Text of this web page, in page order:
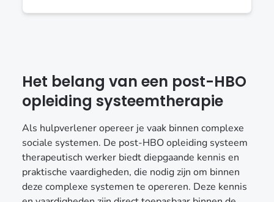
Het belang van een post-HBO
opleiding systeemtherapie
Als hulpverlener opereer je vaak binnen complexe
sociale systemen. De post-HBO opleiding systeem
therapeutisch werker biedt diepgaande kennis en
praktische vaardigheden, die nodig zijn om binnen
deze complexe systemen te opereren. Deze kennis